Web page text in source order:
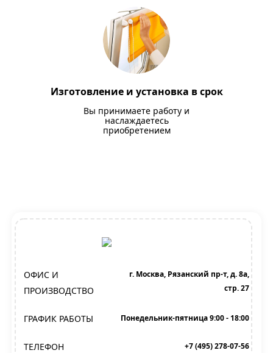
Изготовление и установка в срок
Вы принимаете работу и
наслаждаетесь
приобретением
ОФИС И
ПРОИЗВОДСТВО
г. Москва, Рязанский пр-т, д. 8а,
стр. 27
ГРАФИК РАБОТЫ Понедельник-пятница 9:00 - 18:00
ТЕЛЕФОН +7 (495) 278-07-56